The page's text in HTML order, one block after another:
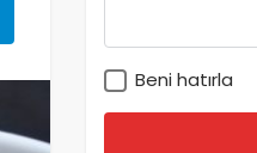
Beni hatırla